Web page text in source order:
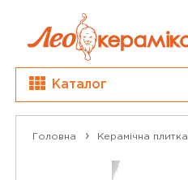
Каталог
Головна Керамічна плитка